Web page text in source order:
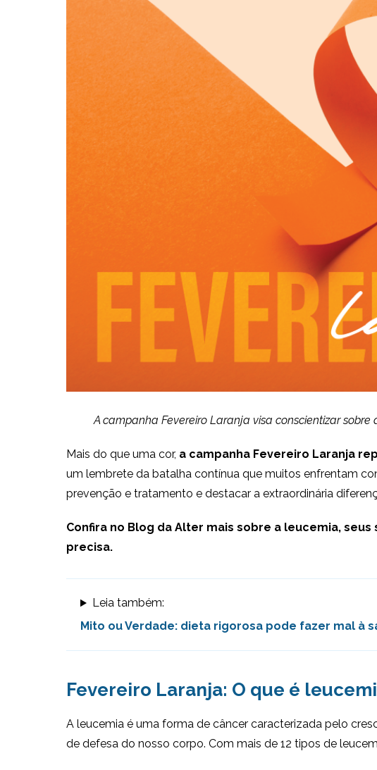
A campanha Fevereiro Laranja visa conscientizar
Mais do que uma cor, a campanha Fevereiro Laranja
um lembrete da batalha contínua que muitos enfrentam
prevenção e tratamento e destacar a extraordinária
Confira no Blog da Alter mais sobre a leucemia,
precisa.
Leia também:
Mito ou Verdade: dieta rigorosa pode fazer mal à
Fevereiro Laranja: O que é
A leucemia é uma forma de câncer caracterizada pelo
de defesa do nosso corpo. Com mais de 12 tipos de